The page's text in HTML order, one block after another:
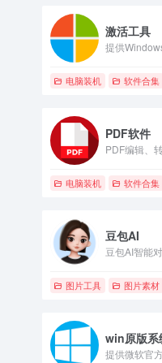
激活工具
提供
电脑装机 软件合集
PDF软件
PDF编辑、
电脑装机 软件合集
豆包AI
豆包AI智能
图片工具 图片素材
win原版系
提供微软官